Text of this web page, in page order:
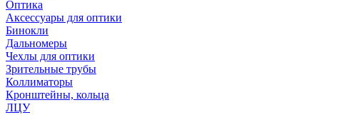
Оптика
Аксессуары для оптики
Бинокли
Дальномеры
Чехлы для оптики
Зрительные трубы
Коллиматоры
Кронштейны, кольца
ЛЦУ